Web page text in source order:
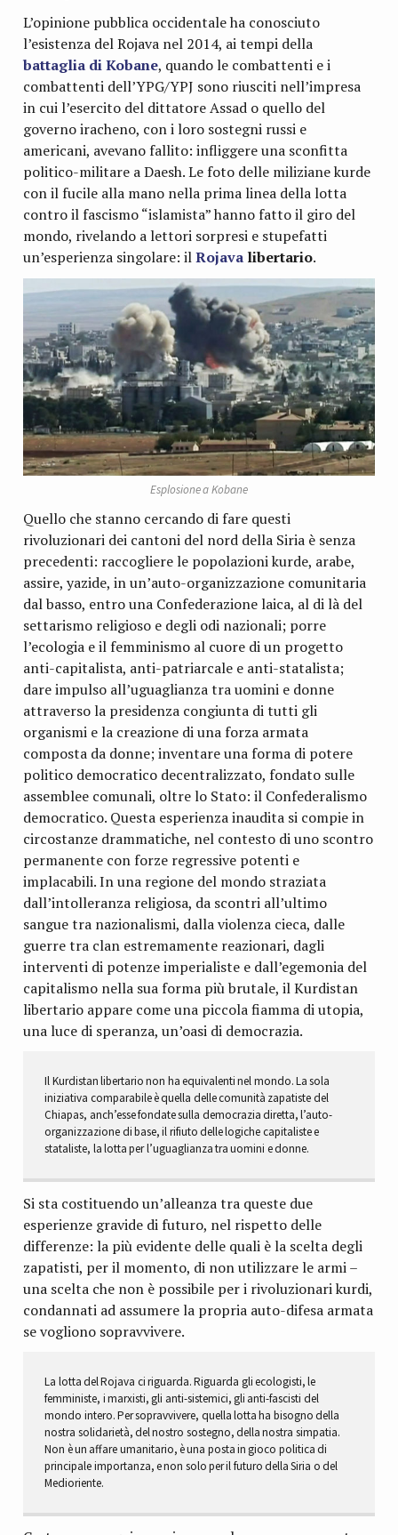
L’opinione pubblica occidentale ha conosciuto
l’esistenza del Rojava nel 2014, ai tempi della
battaglia di Kobane, quando le combattenti e i
combattenti dell’YPG/YPJ sono riusciti nell’impresa
in cui l’esercito del dittatore Assad o quello del
governo iracheno, con i loro sostegni russi e
americani, avevano fallito: infliggere una sconfitta
politico-militare a Daesh. Le foto delle miliziane kurde
con il fucile alla mano nella prima linea della lotta
contro il fascismo “islamista” hanno fatto il giro del
mondo, rivelando a lettori sorpresi e stupefatti
un’esperienza singolare: ilRojava libertario.
Esplosione a Kobane
Quello che stanno cercando di fare questi
rivoluzionari dei cantoni del nord della Siria è senza
precedenti: raccogliere le popolazioni kurde, arabe,
assire, yazide, in un’auto-organizzazione comunitaria
dal basso, entro una Confederazione laica, al di là del
settarismo religioso e degli odi nazionali; porre
l’ecologia e il femminismo al cuore di un progetto
anti-capitalista, anti-patriarcale e anti-statalista;
dare impulso all’uguaglianza tra uomini e donne
attraverso la presidenza congiunta di tutti gli
organismi e la creazione di una forza armata
composta da donne; inventare una forma di potere
politico democratico decentralizzato, fondato sulle
assemblee comunali, oltre lo Stato: il Confederalismo
democratico. Questa esperienza inaudita si compie in
circostanze drammatiche, nel contesto di uno scontro
permanente con forze regressive potenti e
implacabili. In una regione del mondo straziata
dall’intolleranza religiosa, da scontri all’ultimo
sangue tra nazionalismi, dalla violenza cieca, dalle
guerre tra clan estremamente reazionari, dagli
interventi di potenze imperialiste e dall’egemonia del
capitalismo nella sua forma più brutale, il Kurdistan
libertario appare come una piccola fiamma di utopia,
una luce di speranza, un’oasi di democrazia.
Il Kurdistan libertario non ha equivalenti nel mondo. La sola
iniziativa comparabile è quella delle comunità zapatiste del
Chiapas, anch’esse fondate sulla democrazia diretta, l’auto-
organizzazione di base, il rifiuto delle logiche capitaliste e
stataliste, la lotta per l’uguaglianza tra uomini e donne.
Si sta costituendo un’alleanza tra queste due
esperienze gravide di futuro, nel rispetto delle
differenze: la più evidente delle quali è la scelta degli
zapatisti, per il momento, di non utilizzare le armi –
una scelta che non è possibile per i rivoluzionari kurdi,
condannati ad assumere la propria auto-difesa armata
se vogliono sopravvivere.
La lotta del Rojava ci riguarda. Riguarda gli ecologisti, le
femministe, i marxisti, gli anti-sistemici, gli anti-fascisti del
mondo intero. Per sopravvivere, quella lotta ha bisogno della
nostra solidarietà, del nostro sostegno, della nostra simpatia.
Non è un affare umanitario, è una posta in gioco politica di
principale importanza, e non solo per il futuro della Siria o del
Medioriente.